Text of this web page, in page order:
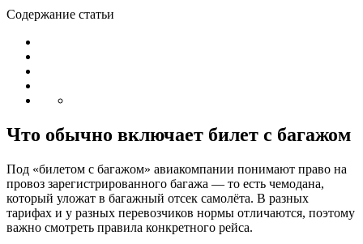
Содержание статьи
Что обычно включает билет с багажом
Под «билетом с багажом» авиакомпании понимают право на
провоз зарегистрированного багажа — то есть чемодана,
который уложат в багажный отсек самолёта. В разных
тарифах и у разных перевозчиков нормы отличаются, поэтому
важно смотреть правила конкретного рейса.